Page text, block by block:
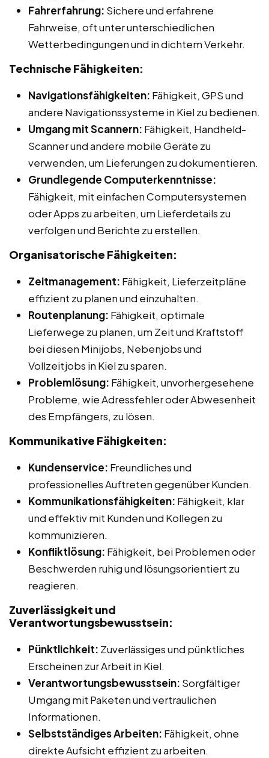
Fahrerfahrung: Sichere und erfahrene
Fahrweise, oft unter unterschiedlichen
Wetterbedingungen und in dichtem Verkehr.
Technische Fähigkeiten:
Navigationsfähigkeiten: Fähigkeit, GPS und
andere Navigationssysteme in Kiel zu bedienen.
Umgang mit Scannern: Fähigkeit, Handheld-
Scanner und andere mobile Geräte zu
verwenden, um Lieferungen zu dokumentieren.
Grundlegende Computerkenntnisse:
Fähigkeit, mit einfachen Computersystemen
oder Apps zu arbeiten, um Lieferdetails zu
verfolgen und Berichte zu erstellen.
Organisatorische Fähigkeiten:
Zeitmanagement: Fähigkeit, Lieferzeitpläne
effizient zu planen und einzuhalten.
Routenplanung: Fähigkeit, optimale
Lieferwege zu planen, um Zeit und Kraftstoff
bei diesen Minijobs, Nebenjobs und
Vollzeitjobs in Kiel zu sparen.
Problemlösung: Fähigkeit, unvorhergesehene
Probleme, wie Adressfehler oder Abwesenheit
des Empfängers, zu lösen.
Kommunikative Fähigkeiten:
Kundenservice: Freundliches und
professionelles Auftreten gegenüber Kunden.
Kommunikationsfähigkeiten: Fähigkeit, klar
und effektiv mit Kunden und Kollegen zu
kommunizieren.
Konfliktlösung: Fähigkeit, bei Problemen oder
Beschwerden ruhig und lösungsorientiert zu
reagieren.
Zuverlässigkeit und
Verantwortungsbewusstsein:
Pünktlichkeit: Zuverlässiges und pünktliches
Erscheinen zur Arbeit in Kiel.
Verantwortungsbewusstsein: Sorgfältiger
Umgang mit Paketen und vertraulichen
Informationen.
Selbstständiges Arbeiten: Fähigkeit, ohne
direkte Aufsicht effizient zu arbeiten.